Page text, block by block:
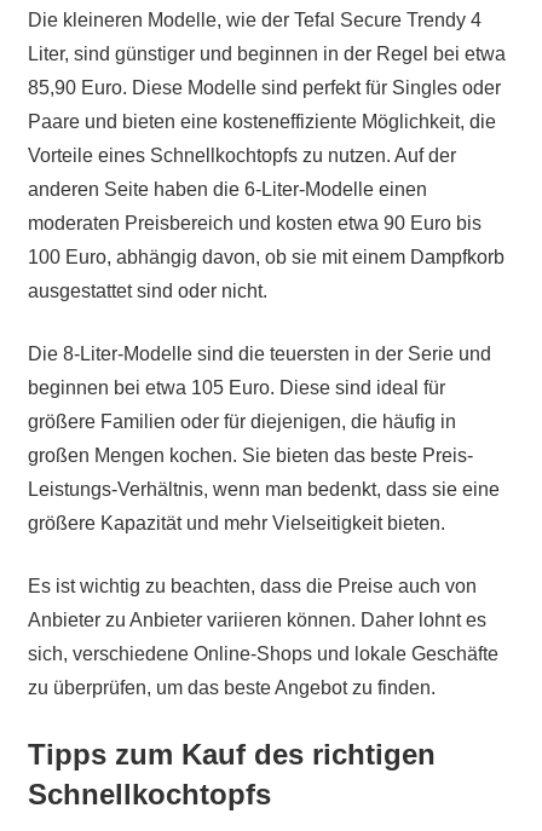
Die kleineren Modelle, wie der Tefal Secure Trendy 4
Liter, sind günstiger und beginnen in der Regel bei etwa
85,90 Euro. Diese Modelle sind perfekt für Singles oder
Paare und bieten eine kosteneffiziente Möglichkeit, die
Vorteile eines Schnellkochtopfs zu nutzen. Auf der
anderen Seite haben die 6-Liter-Modelle einen
moderaten Preisbereich und kosten etwa 90 Euro bis
100 Euro, abhängig davon, ob sie mit einem Dampfkorb
ausgestattet sind oder nicht.
Die 8-Liter-Modelle sind die teuersten in der Serie und
beginnen bei etwa 105 Euro. Diese sind ideal für
größere Familien oder für diejenigen, die häufig in
großen Mengen kochen. Sie bieten das beste Preis-
Leistungs-Verhältnis, wenn man bedenkt, dass sie eine
größere Kapazität und mehr Vielseitigkeit bieten.
Es ist wichtig zu beachten, dass die Preise auch von
Anbieter zu Anbieter variieren können. Daher lohnt es
sich, verschiedene Online-Shops und lokale Geschäfte
zu überprüfen, um das beste Angebot zu finden.
Tipps zum Kauf des richtigen
Schnellkochtopfs